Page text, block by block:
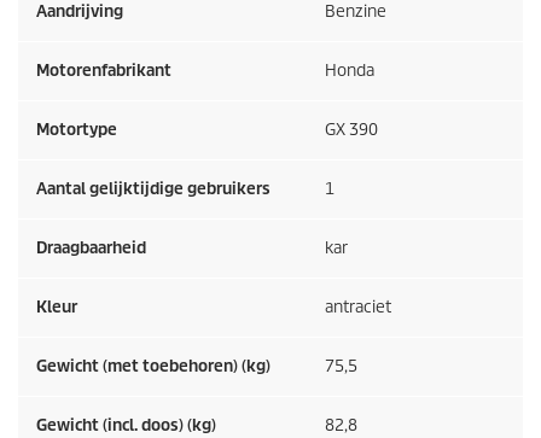
Aandrijving Benzine
Motorenfabrikant Honda
Motortype GX 390
Aantal gelijktijdige gebruikers 1
Draagbaarheid kar
Kleur antraciet
Gewicht (met toebehoren) (kg) 75,5
Gewicht (incl. doos) (kg) 82,8